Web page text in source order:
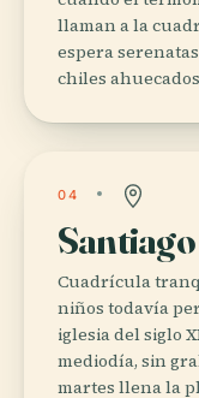
llaman a la
espera
chiles
04
Santiago
Cuadrícula
niños todavía
iglesia del siglo
mediodía, sin
martes llena la